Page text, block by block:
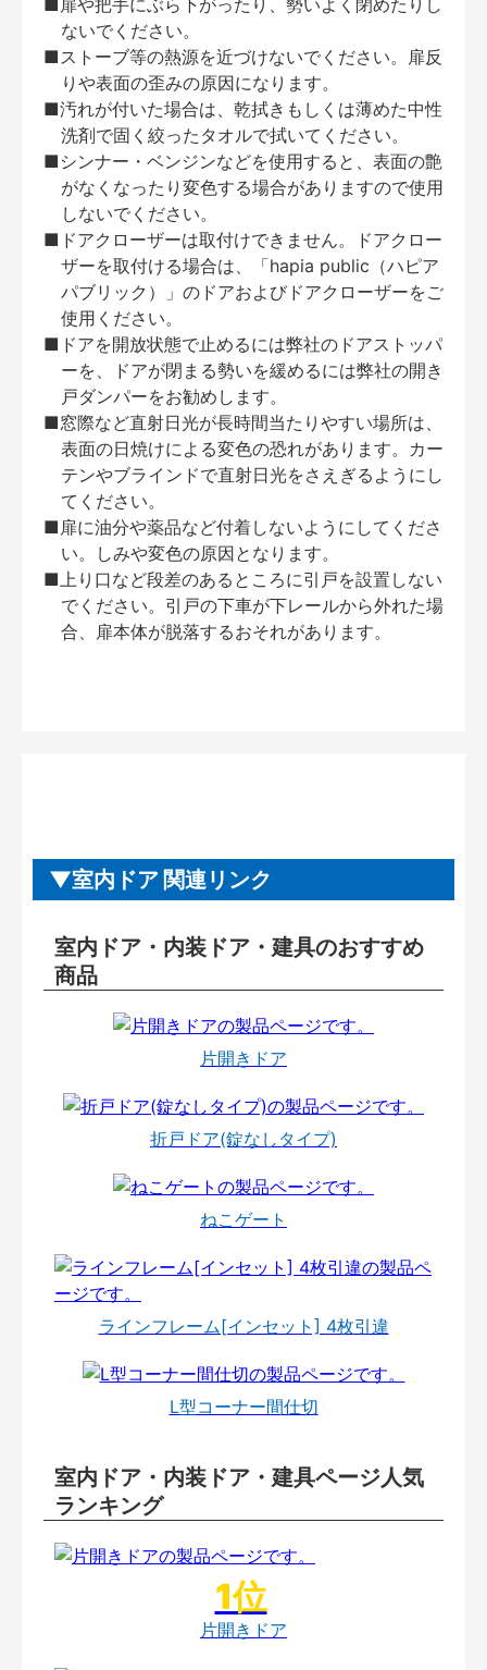
■扉や把手にぶら下がったり、勢いよく閉めたりし
ないでください。
■ストーブ等の熱源を近づけないでください。扉反
りや表面の歪みの原因になります。
■汚れが付いた場合は、乾拭きもしくは薄めた中性
洗剤で固く絞ったタオルで拭いてください。
■シンナー・ベンジンなどを使用すると、表面の艶
がなくなったり変色する場合がありますので使用
しないでください。
■ドアクローザーは取付けできません。ドアクロー
ザーを取付ける場合は、「hapia public（ハピア
パブリック）」のドアおよびドアクローザーをご
使用ください。
■ドアを開放状態で止めるには弊社のドアストッパ
ーを、ドアが閉まる勢いを緩めるには弊社の開き
戸ダンパーをお勧めします。
■窓際など直射日光が長時間当たりやすい場所は、
表面の日焼けによる変色の恐れがあります。カー
テンやブラインドで直射日光をさえぎるようにし
てください。
■扉に油分や薬品など付着しないようにしてくださ
い。しみや変色の原因となります。
■上り口など段差のあるところに引戸を設置しない
でください。引戸の下車が下レールから外れた場
合、扉本体が脱落するおそれがあります。
室内ドア 関連リンク
室内ドア・内装ドア・建具のおすすめ
商品
片開きドア
折戸ドア(錠なしタイプ)
ねこゲート
ラインフレーム[インセット] 4枚引違
L型コーナー間仕切
室内ドア・内装ドア・建具ページ人気
ランキング
片開きドア